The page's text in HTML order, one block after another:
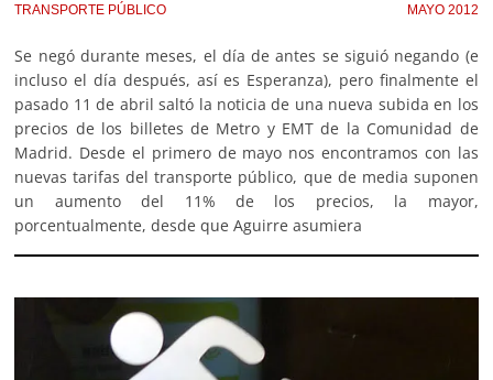
TRANSPORTE PÚBLICO MAYO 2012
Se negó durante meses, el día de antes se siguió negando (e
incluso el día después, así es Esperanza), pero finalmente el
pasado 11 de abril saltó la noticia de una nueva subida en los
precios de los billetes de Metro y EMT de la Comunidad de
Madrid. Desde el primero de mayo nos encontramos con las
nuevas tarifas del transporte público, que de media suponen
un aumento del 11% de los precios, la mayor,
porcentualmente, desde que Aguirre asumiera